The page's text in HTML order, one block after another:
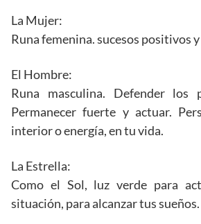
La Mujer:
Runa femenina. sucesos positivos
El Hombre:
Runa masculina. Defender los
Permanecer fuerte y actuar.
interior o energía, en tu vida.
La Estrella:
Como el Sol, luz verde para
situación, para alcanzar tus sueños.